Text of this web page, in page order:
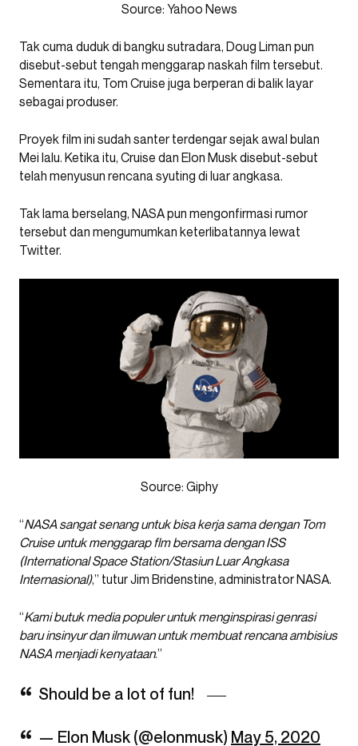
Source: Yahoo News
Tak cuma duduk di bangku sutradara, Doug Liman pun
disebut-sebut tengah menggarap naskah film tersebut.
Sementara itu, Tom Cruise juga berperan di balik layar
sebagai produser.
Proyek film ini sudah santer terdengar sejak awal bulan
Mei lalu. Ketika itu, Cruise dan Elon Musk disebut-sebut
telah menyusun rencana syuting di luar angkasa.
Tak lama berselang, NASA pun mengonfirmasi rumor
tersebut dan mengumumkan keterlibatannya lewat
Twitter.
Source: Giphy
“NASA sangat senang untuk bisa kerja sama dengan Tom
Cruise untuk menggarap flm bersama dengan ISS
(International Space Station/Stasiun Luar Angkasa
Internasional),” tutur Jim Bridenstine, administrator NASA.
“Kami butuk media populer untuk menginspirasi genrasi
baru insinyur dan ilmuwan untuk membuat rencana ambisius
NASA menjadi kenyataan.”
Should be a lot of fun!
— Elon Musk (@elonmusk) May 5, 2020